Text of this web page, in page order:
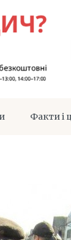
Факти і